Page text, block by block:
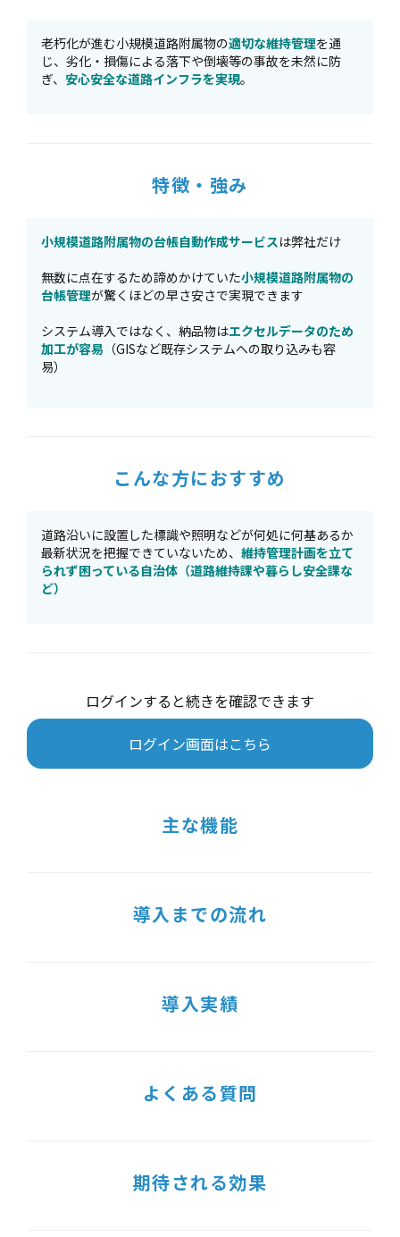
老朽化が進む小規模道路附属物の適切な維持管理を通
じ、劣化・損傷による落下や倒壊等の事故を未然に防
ぎ、 安心安全な道路インフラを実現。
特徴・強み
小規模道路附属物の台帳自動作成サービスは弊社だけ
無数に点在するため諦めかけていた小規模道路附属物の
台帳管理が驚くほどの早さ安さで実現できます
システム導入ではなく、納品物はエクセルデータのため
加工が容易 （GISなど既存システムへの取り込みも容
易）
こんな方におすすめ
道路沿いに設置した標識や照明などが何処に何基あるか
最新状況を把握できていないため、 維持管理計画を立て
られず困っている自治体（道路維持課や暮らし安全課な
ど）
ログインすると続きを確認できます
ログイン画面はこちら
主な機能
導入までの流れ
導入実績
よくある質問
期待される効果